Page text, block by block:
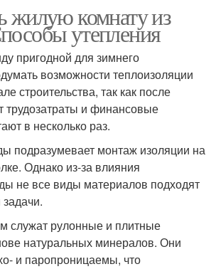
жилую комнату из
утепления
пригодной для зимнего
возможности теплоизоляции
строительства, так как после
трудозатраты и финансовые
в несколько раз.
подразумевает монтаж изоляции на
Однако из-за влияния
не все виды материалов подходят
служат рулонные и плитные
натуральных минералов. Они
и паропроницаемы, что